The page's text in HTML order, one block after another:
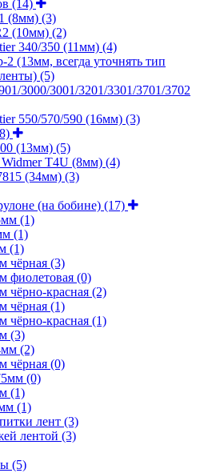
(14)
(8мм) (3)
(10мм) (2)
340/350 (11мм) (4)
(13мм, всегда уточнять тип
(5)
3000/3001/3201/3301/3701/3702
550/570/590 (16мм) (3)
(13мм) (5)
Widmer T4U (8мм) (4)
(34мм) (3)
(на бобине) (17)
(1)
(1)
(1)
чёрная (3)
фиолетовая (0)
чёрно-красная (2)
чёрная (1)
чёрно-красная (1)
(3)
(2)
чёрная (0)
(0)
(1)
(1)
лент (3)
лентой (3)
(5)